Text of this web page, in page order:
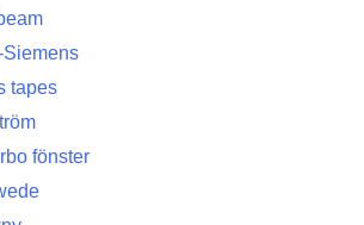
Siemens
tapes
fönster